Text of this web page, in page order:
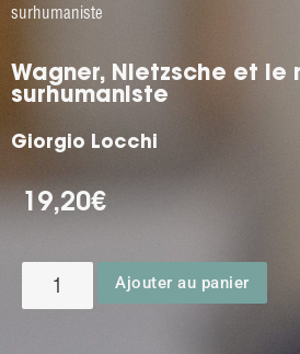
surhumaniste
Wagner, Nietzsche et le
surhumaniste
Giorgio Locchi
19,20€
Ajouter au panier